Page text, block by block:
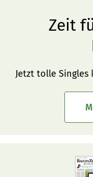
Zeit
Jetzt tolle